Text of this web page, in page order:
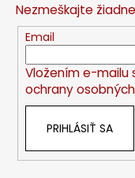
Nezmeškajte
Email
Vložením e-mailu
ochrany
PRIHLÁSIŤ SA